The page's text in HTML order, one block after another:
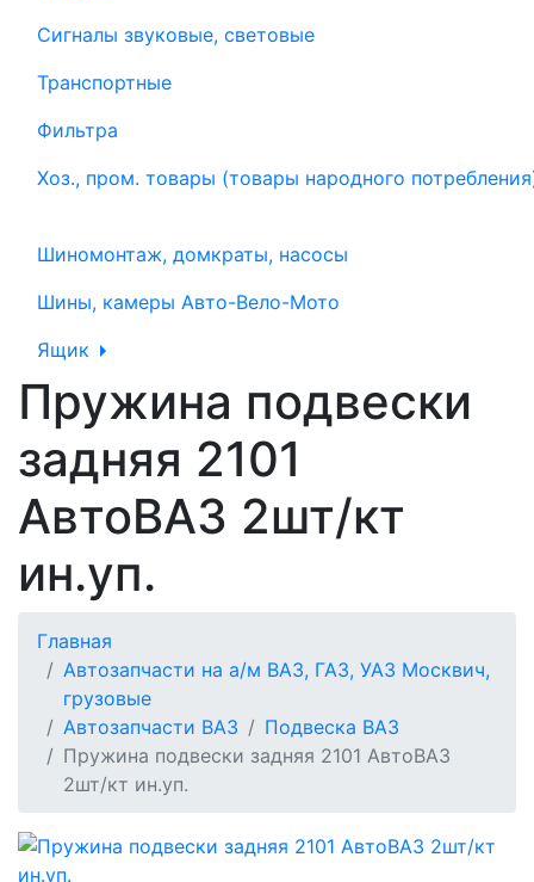
Сигналы звуковые, световые
Транспортные
Фильтра
Хоз., пром. товары (товары народного
Шиномонтаж, домкраты, насосы
Шины, камеры Авто-Вело-Мото
Ящик
Пружина подвески
задняя 2101
АвтоВАЗ 2шт/кт
ин.уп.
Главная
Автозапчасти на а/м ВАЗ, ГАЗ, УАЗ Москвич,
грузовые
Автозапчасти ВАЗ
Подвеска ВАЗ
Пружина подвески задняя 2101 АвтоВАЗ
2шт/кт ин.уп.